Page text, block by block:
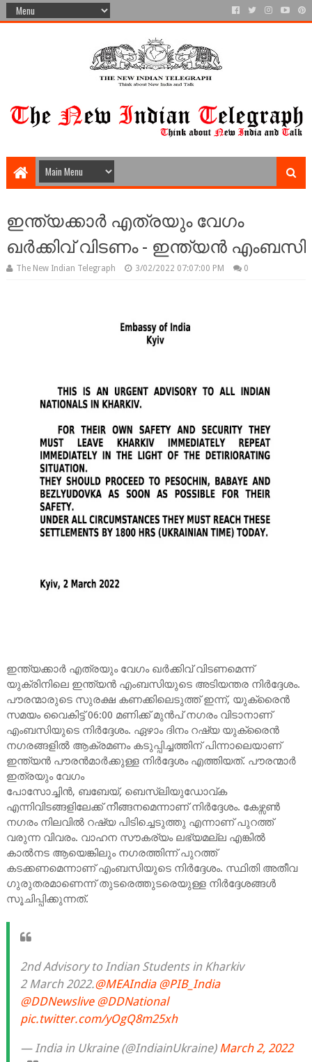
ഇന്ത്യക്കാർ എത്രയും വേഗം
ഖർക്കിവ് വിടണം - ഇന്ത്യൻ എംബസി
The New Indian Telegraph 3/02/2022 07:07:00 PM 0
ഇന്ത്യക്കാർ എത്രയും വേഗം ഖർക്കിവ് വിടണമെന്ന്
യുക്രിനിലെ ഇന്ത്യൻ എംബസിയുടെ അടിയന്തര നിർദ്ദേശം.
പൗരന്മാരുടെ സുരക്ഷ കണക്കിലെടുത്ത് ഇന്ന്, യുക്രൈൻ
സമയം വൈകിട്ട് 06:00 മണിക്ക് മുൻപ് നഗരം വിടാനാണ്
എംബസിയുടെ നിർദ്ദേശം. ഏഴാം ദിനം റഷ്യ യുക്രൈൻ
നഗരങ്ങളിൽ ആക്രമണം കടുപ്പിച്ചത്തിന് പിന്നാലെയാണ്
ഇന്ത്യൻ പൗരൻമാർക്കുള്ള നിർദ്ദേശം എത്തിയത്. പൗരന്മാർ
ഇത്രയും വേഗം
പോസോച്ചിൻ, ബബേയ്, ബെസ്ലിയുഡോവ്‌ക
എന്നിവിടങ്ങളിലേക്ക് നീങ്ങനമെന്നാണ് നിർദ്ദേശം. കേഴ്സൺ
നഗരം നിലവിൽ റഷ്യ പിടിച്ചെടുത്തു എന്നാണ് പുറത്ത്
വരുന്ന വിവരം. വാഹന സൗകര്യം ലഭ്യമല്ല എങ്കിൽ
കാൽനട ആയെങ്കിലും നഗരത്തിന്ന് പുറത്ത്
കടക്കണമെന്നാണ് എംബസിയുടെ നിർദ്ദേശം. സ്ഥിതി അതീവ
ഗുരുതരമാണെന്ന് തുടരെത്തുടരെയുള്ള നിർദ്ദേശങ്ങൾ
സൂചിപ്പിക്കുന്നത്.
2nd Advisory to Indian Students in Kharkiv
2 March 2022.@MEAIndia @PIB_India
@DDNewslive @DDNational
pic.twitter.com/yOgQ8m25xh
— India in Ukraine (@IndiainUkraine) March 2, 2022